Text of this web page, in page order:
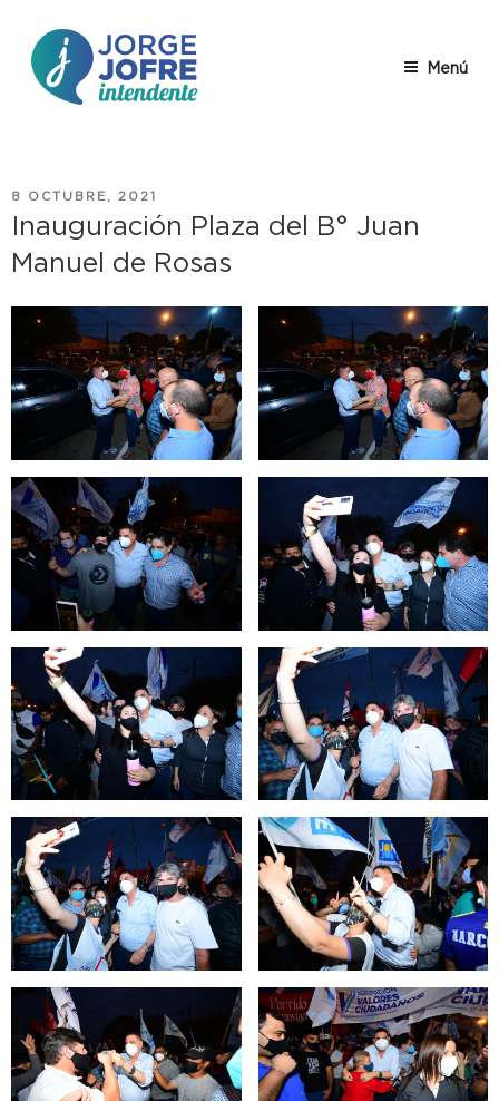
contenido
JORGE
Jorge Jofre – descripción
Menú
PUBLICADO
EL
8 OCTUBRE, 2021
Inauguración Plaza del B° Juan
Manuel de Rosas